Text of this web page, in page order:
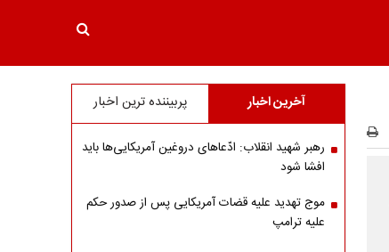
آخرین اخبار پربیننده ترین اخبار
رهبر شهید انقلاب: ادّعاهای دروغین آمریکایی‌ها باید
افشا شود
موج تهدید علیه قضات آمریکایی پس از صدور حکم
علیه ترامپ